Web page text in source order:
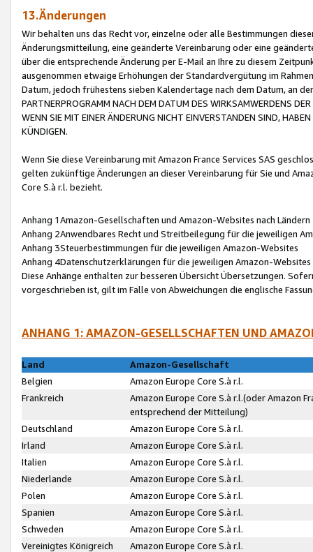
13.Änderungen
Wir behalten uns das Recht vor, einzelne oder alle Bestimmungen
Änderungsmitteilung, eine geänderte Vereinbarung oder eine
über die entsprechende Änderung per E-Mail an Ihre zu diesem
ausgenommen etwaige Erhöhungen der Standardvergütung im
Datum, jedoch frühestens sieben Kalendertage nach dem Datum, an
PARTNERPROGRAMM NACH DEM DATUM DES WIRKSAMWERDENS
WENN SIE MIT EINER ÄNDERUNG NICHT EINVERSTANDEN SIND,
KÜNDIGEN.
Wenn Sie diese Vereinbarung mit Amazon France Services SAS
gelten zukünftige Änderungen an dieser Vereinbarung für Sie und
Core S.à r.l. bezieht.
Anhang 1Amazon-Gesellschaften und Amazon-Websites nach Ländern
Anhang 2Anwendbares Recht und Streitbeilegung für die jeweiligen
Anhang 3Steuerbestimmungen für die jeweiligen Amazon-Websites
Anhang 4Datenschutzerklärungen für die jeweiligen Amazon-Websites
Diese Anhänge enthalten zur besseren Übersicht Übersetzungen.
vorgeschrieben ist, gilt im Falle von Abweichungen die englische
ANHANG 1: AMAZON-GESELLSCHAFTEN UND
Land
Amazon-Gesellschaft
Belgien
Amazon Europe Core S.à r.l.
Frankreich
Amazon Europe Core S.à r.l.(oder Amazon
entsprechend der Mitteilung)
Deutschland
Amazon Europe Core S.à r.l.
Irland
Amazon Europe Core S.à r.l.
Italien
Amazon Europe Core S.à r.l.
Niederlande
Amazon Europe Core S.à r.l.
Polen
Amazon Europe Core S.à r.l.
Spanien
Amazon Europe Core S.à r.l.
Schweden
Amazon Europe Core S.à r.l.
Vereinigtes Königreich
Amazon Europe Core S.à r.l.